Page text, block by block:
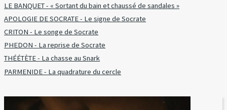
LE BANQUET - « Sortant du bain et chaussé de sandales »
APOLOGIE DE SOCRATE - Le signe de Socrate
CRITON - Le songe de Socrate
PHEDON - La reprise de Socrate
THÉÉTÈTE - La chasse au Snark
PARMENIDE - La quadrature du cercle